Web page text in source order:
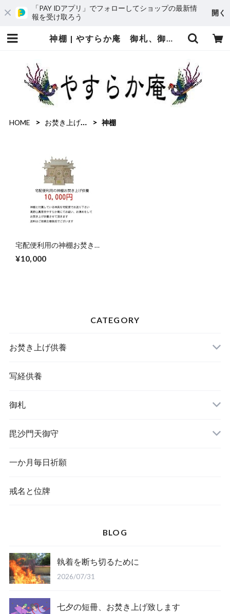
「PAY IDアプリ」でフォローしてショップの最新情
報を受け取ろう
開く
神棚 | やすらか庵 御札、御守、お焚き上げ窓口
HOME お焚き上げ供養 神棚
宅配便利用の神棚お焚き上
¥10,000
CATEGORY
お焚き上げ供養
写経供養
御札
毘沙門天御守
一か月毎日祈願
戒名と位牌
BLOG
執着を断ち切るために
2026/07/31
七夕の短冊、お焚き上げ致します